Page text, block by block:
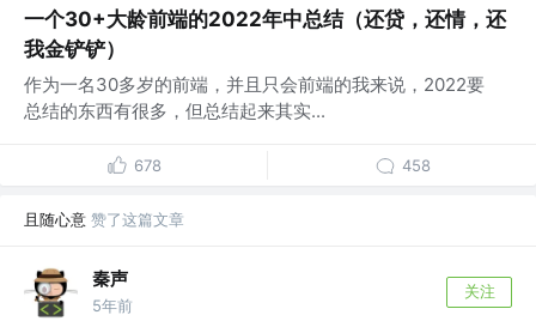
一个30+大龄前端的2022年中总结（还贷，还情，还
我金铲铲）
作为一名30多岁的前端，并且只会前端的我来说，2022要
总结的东西有很多，但总结起来其实...
678 458
且随心意 赞了这篇文章
秦声
5年前
关注